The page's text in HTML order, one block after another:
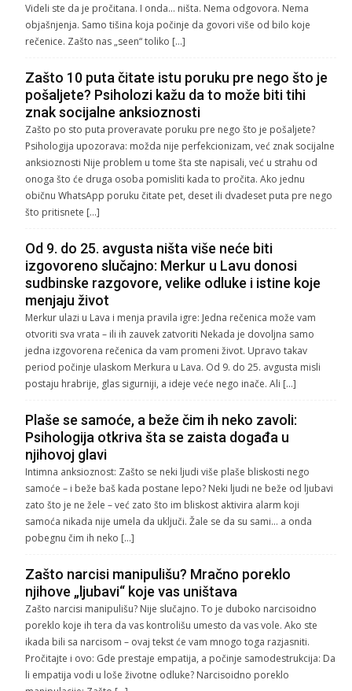
Videli ste da je pročitana. I onda… ništa. Nema odgovora. Nema
objašnjenja. Samo tišina koja počinje da govori više od bilo koje
rečenice. Zašto nas „seen“ toliko […]
Zašto 10 puta čitate istu poruku pre nego što je
pošaljete? Psiholozi kažu da to može biti tihi
znak socijalne anksioznosti
Zašto po sto puta proveravate poruku pre nego što je pošaljete?
Psihologija upozorava: možda nije perfekcionizam, već znak socijalne
anksioznosti Nije problem u tome šta ste napisali, već u strahu od
onoga što će druga osoba pomisliti kada to pročita. Ako jednu
običnu WhatsApp poruku čitate pet, deset ili dvadeset puta pre nego
što pritisnete […]
Od 9. do 25. avgusta ništa više neće biti
izgovoreno slučajno: Merkur u Lavu donosi
sudbinske razgovore, velike odluke i istine koje
menjaju život
Merkur ulazi u Lava i menja pravila igre: Jedna rečenica može vam
otvoriti sva vrata – ili ih zauvek zatvoriti Nekada je dovoljna samo
jedna izgovorena rečenica da vam promeni život. Upravo takav
period počinje ulaskom Merkura u Lava. Od 9. do 25. avgusta misli
postaju hrabrije, glas sigurniji, a ideje veće nego inače. Ali […]
Plaše se samoće, a beže čim ih neko zavoli:
Psihologija otkriva šta se zaista događa u
njihovoj glavi
Intimna anksioznost: Zašto se neki ljudi više plaše bliskosti nego
samoće – i beže baš kada postane lepo? Neki ljudi ne beže od ljubavi
zato što je ne žele – već zato što im bliskost aktivira alarm koji
samoća nikada nije umela da uključi. Žale se da su sami… a onda
pobegnu čim ih neko […]
Zašto narcisi manipulišu? Mračno poreklo
njihove „ljubavi“ koje vas uništava
Zašto narcisi manipulišu? Nije slučajno. To je duboko narcisoidno
poreklo koje ih tera da vas kontrolišu umesto da vas vole. Ako ste
ikada bili sa narcisom – ovaj tekst će vam mnogo toga razjasniti.
Pročitajte i ovo: Gde prestaje empatija, a počinje samodestrukcija: Da
li empatija vodi u loše životne odluke? Narcisoidno poreklo